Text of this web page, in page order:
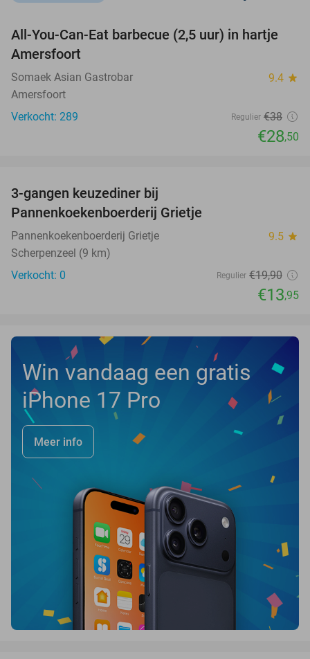
25%
All-You-Can-Eat barbecue (2,5 uur) in hartje
Amersfoort
Somaek Asian Gastrobar 9.4 star
Amersfoort
Verkocht: 289
Regulier €38
€28,50
NEW
TODAY
3-gangen keuzediner bij
Pannenkoekenboerderij Grietje
Pannenkoekenboerderij Grietje 9.5 star
Scherpenzeel (9 km)
Verkocht: 0
Regulier €19,90
€13,95
Win vandaag een gratis
iPhone 17 Pro
Meer info